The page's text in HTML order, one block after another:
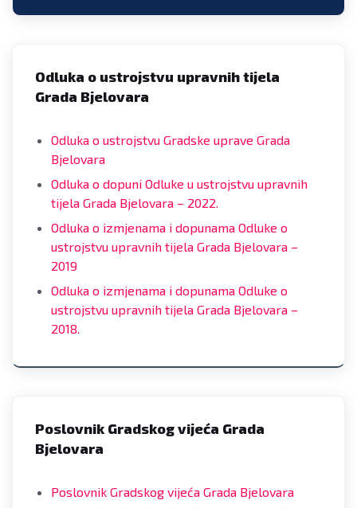
Odluka o ustrojstvu upravnih tijela
Grada Bjelovara
Odluka o ustrojstvu Gradske uprave Grada
Bjelovara
Odluka o dopuni Odluke u ustrojstvu upravnih
tijela Grada Bjelovara – 2022.
Odluka o izmjenama i dopunama Odluke o
ustrojstvu upravnih tijela Grada Bjelovara –
2019
Odluka o izmjenama i dopunama Odluke o
ustrojstvu upravnih tijela Grada Bjelovara –
2018.
Poslovnik Gradskog vijeća Grada
Bjelovara
Poslovnik Gradskog vijeća Grada Bjelovara